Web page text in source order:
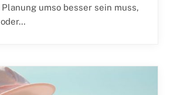
umso besser sein muss,